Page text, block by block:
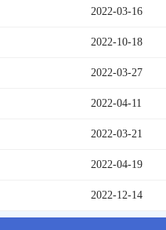
2022-03-16
2022-10-18
2022-03-27
2022-04-11
2022-03-21
2022-04-19
2022-12-14